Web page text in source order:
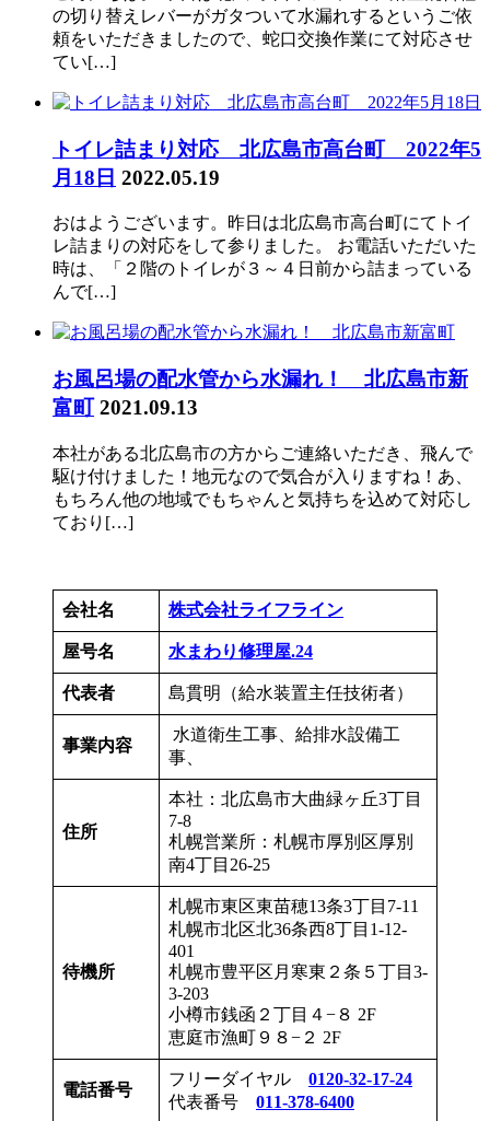
の切り替えレバーがガタついて水漏れするというご依
頼をいただきましたので、蛇口交換作業にて対応させ
てい[…]
トイレ詰まり対応 北広島市高台町 2022年5
月18日 2022.05.19
おはようございます。昨日は北広島市高台町にてトイ
レ詰まりの対応をして参りました。 お電話いただいた
時は、「２階のトイレが３～４日前から詰まっている
んで[…]
お風呂場の配水管から水漏れ！ 北広島市新
富町 2021.09.13
本社がある北広島市の方からご連絡いただき、飛んで
駆け付けました！地元なので気合が入りますね！あ、
もちろん他の地域でもちゃんと気持ちを込めて対応し
ており[…]
会社名 株式会社ライフライン
屋号名 水まわり修理屋.24
代表者 島貫明（給水装置主任技術者）
事業内容
水道衛生工事、給排水設備工
事、
住所
本社：北広島市大曲緑ヶ丘3丁目
7-8
札幌営業所：札幌市厚別区厚別
南4丁目26-25
待機所
札幌市東区東苗穂13条3丁目7-11
札幌市北区北36条西8丁目1-12-
401
札幌市豊平区月寒東２条５丁目3-
3-203
小樽市銭函２丁目４−８ 2F
恵庭市漁町９８−２ 2F
電話番号
フリーダイヤル 0120-32-17-24
代表番号 011-378-6400